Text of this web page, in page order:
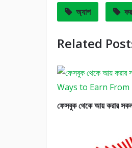
অ্যাপ
Related
ফেসবুক থেকে আয় করার সকল